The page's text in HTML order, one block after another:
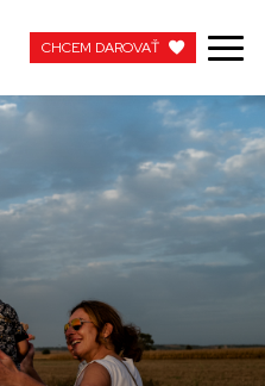
CHCEM DAROVAŤ
CHCEM DAROVAŤ